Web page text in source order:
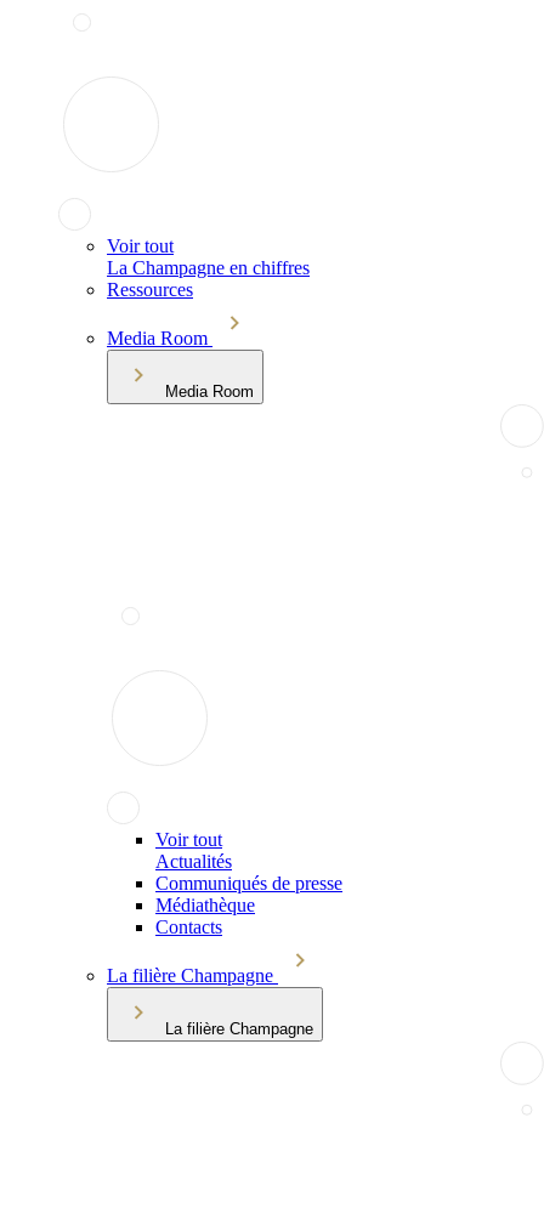
Voir tout
La Champagne en chiffres
Ressources
Media Room
Media Room
Voir tout
Actualités
Communiqués de presse
Médiathèque
Contacts
La filière Champagne
La filière Champagne